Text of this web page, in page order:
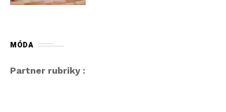
MÓDA
Partner rubriky :